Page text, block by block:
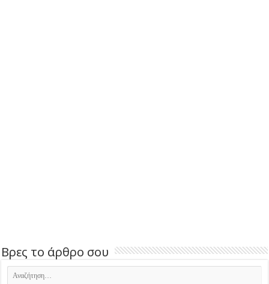
Βρες το άρθρο σου